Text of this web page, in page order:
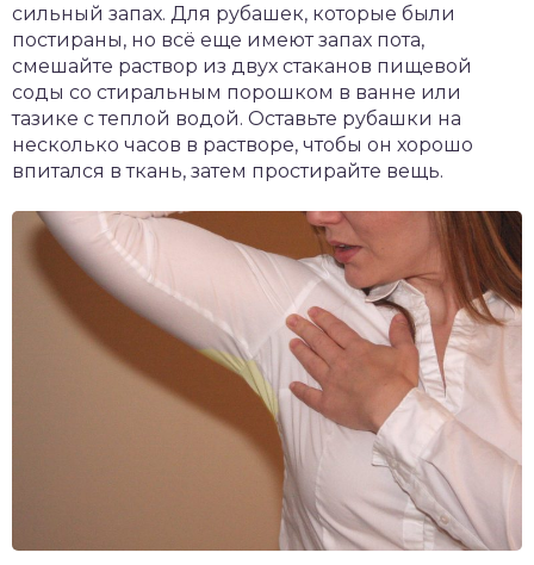
сильный запах. Для рубашек, которые были
постираны, но всё еще имеют запах пота,
смешайте раствор из двух стаканов пищевой
соды со стиральным порошком в ванне или
тазике с теплой водой. Оставьте рубашки на
несколько часов в растворе, чтобы он хорошо
впитался в ткань, затем простирайте вещь.